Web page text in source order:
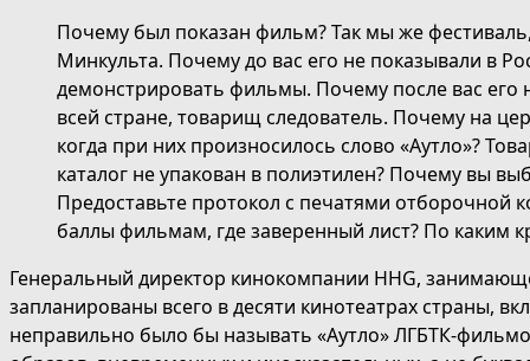
Почему был показан фильм? Так мы же
Минкульта. Почему до вас его не показывали в
демонстрировать фильмы. Почему после вас его
всей стране, товарищ следователь. Почему на
когда при них произносилось слово «Аутло»?
каталог не упакован в полиэтилен? Почему вы
Предоставьте протокол с печатями
баллы фильмам, где заверенный лист? По
Генеральный директор кинокомпании HHG,
запланированы всего в десяти кинотеатрах страны,
неправильно было бы называть «Аутло» ЛГБТК-